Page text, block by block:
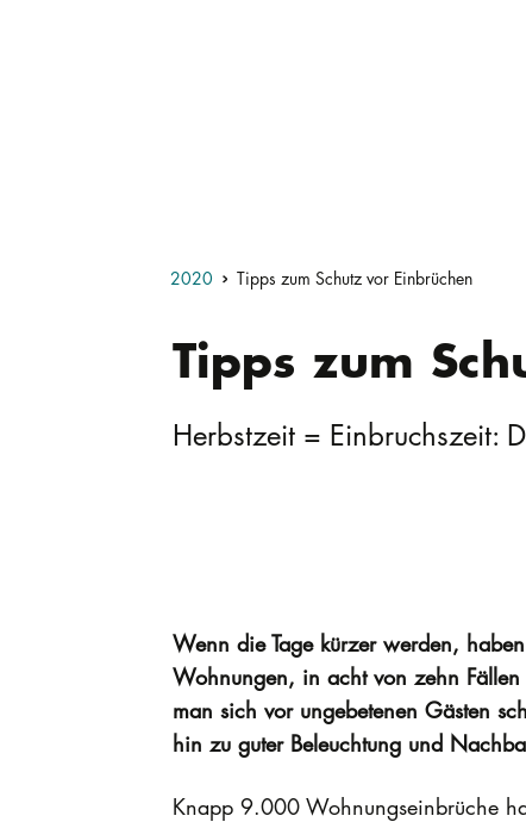
2020 Tipps zum Schutz vor Einbrüchen
Tipps zum
Herbstzeit = Einbruchszeit:
Wenn die Tage kürzer werden,
Wohnungen, in acht von zehn Fällen
man sich vor ungebetenen Gästen
hin zu guter Beleuchtung und
Knapp 9.000 Wohnungseinbrüche